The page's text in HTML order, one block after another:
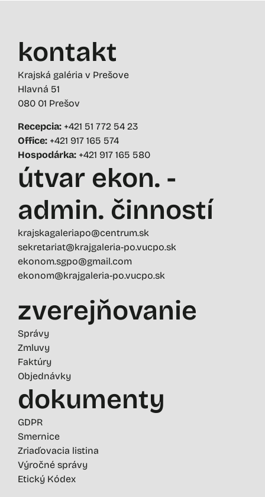
kontakt
Krajská galéria v Prešove
Hlavná 51
080 01 Prešov
Recepcia: +421 51 772 54 23
Office: +421 917 165 574
Hospodárka: +421 917 165 580
útvar ekon. -
admin. činností
krajskagaleriapo@centrum.sk
sekretariat@krajgaleria-po.vucpo.sk
ekonom.sgpo@gmail.com
ekonom@krajgaleria-po.vucpo.sk
zverejňovanie
Správy
Zmluvy
Faktúry
Objednávky
dokumenty
GDPR
Smernice
Zriaďovacia listina
Výročné správy
Etický Kódex